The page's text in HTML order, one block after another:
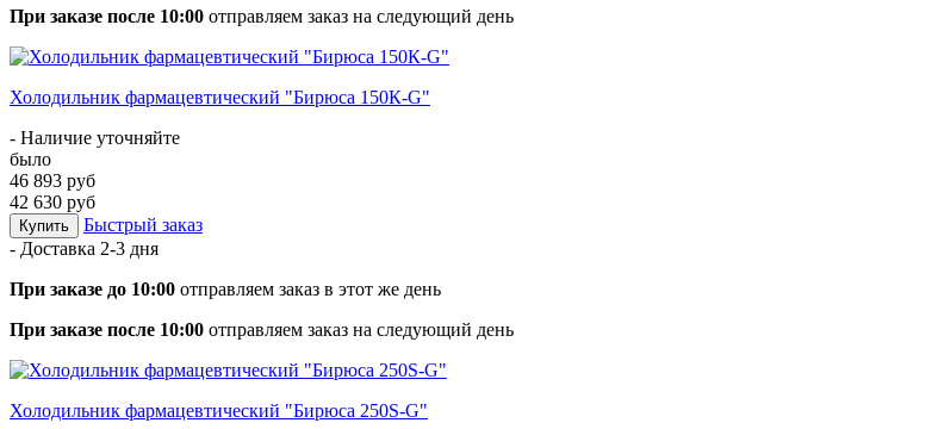
При заказе после 10:00 отправляем заказ на следующий день
Холодильник фармацевтический "Бирюса 150К-G"
- Наличие уточняйте
было
46 893 руб
42 630 руб
Купить
Быстрый заказ
- Доставка 2-3 дня
При заказе до 10:00 отправляем заказ в этот же день
При заказе после 10:00 отправляем заказ на следующий день
Холодильник фармацевтический "Бирюса 250S-G"